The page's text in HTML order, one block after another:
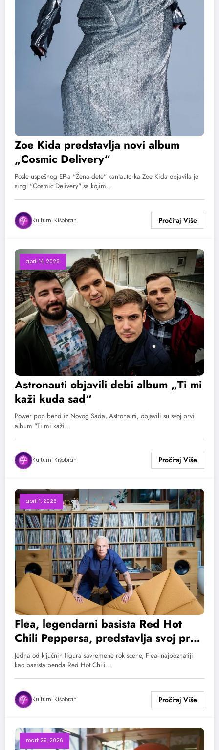
Zoe Kida predstavlja novi album
„Cosmic Delivery“
Posle uspešnog EP-a "Žena dete" kantautorka Zoe Kida objavila je
singl "Cosmic Delivery" sa kojim…
Kulturni Kišobran
april 14, 2026
Astronauti objavili debi album „Ti mi
kaži kuda sad“
Power pop bend iz Novog Sada, Astronauti, objavili su svoj prvi
album "Ti mi kaži…
Kulturni Kišobran
april 1, 2026
Flea, legendarni basista Red Hot
Chili Peppersa, predstavlja svoj prvi
solo album „Honora“
Jedna od ključnih figura savremene rok scene, Flea- najpoznatiji
kao basista benda Red Hot Chili…
Kulturni Kišobran
mart 29, 2026